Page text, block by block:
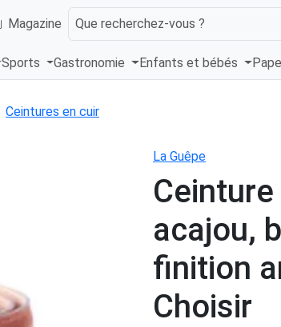
Magazine Que recherchez-vous ?
Sports Gastronomie Enfants et bébés
Ceintures en cuir
La Guêpe
acajou,
finition
Choisir